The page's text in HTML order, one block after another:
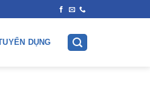
DỤNG